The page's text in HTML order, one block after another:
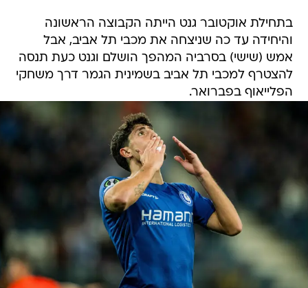
בתחילת אוקטובר גנט הייתה הקבוצה הראשונה
והיחידה עד כה שניצחה את מכבי תל אביב, אבל
אמש (שישי) בסרביה המהפך הושלם וגנט כעת תנסה
להצטרף למכבי תל אביב בשמינית הגמר דרך משחקי
הפלייאוף בפברואר.